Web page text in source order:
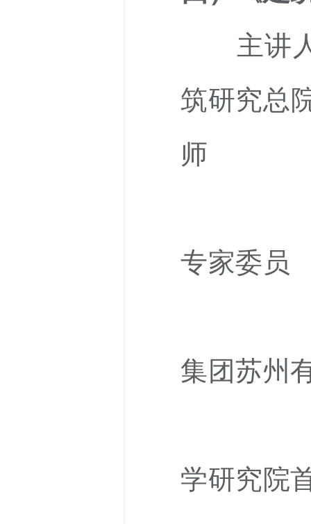
主讲
筑研究总
师
专家委员
集团苏州
学研究院